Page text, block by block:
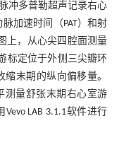
冲多普勒超声记录右心
加速时间（PAT）和射
上，从心尖四腔面测量
标定位于外侧三尖瓣环
末期的纵向偏移量。
测量舒张末期右心室游
LAB 3.1.1软件进行